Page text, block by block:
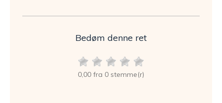
Bedøm denne ret
0,00 fra 0 stemme(r)